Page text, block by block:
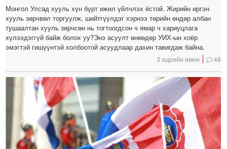
Монгол Улсад хууль хүн бүрт ижил үйлчлэх ёстой. Жирийн иргэн
хууль зөрчвөл торгуулж, шийтгүүлдэг хэрнээ төрийн өндөр албан
тушаалтан хууль зөрчсөн нь тогтоогдсон ч ямар ч хариуцлага
хүлээдэггүй байж болох уу?Энэ асуулт өнөөдөр УИХ-ын хоёр
эмэгтэй гишүүнтэй холбоотой асуудлаар дахин тавигдаж байна.
2 өдрийн өмнө 48